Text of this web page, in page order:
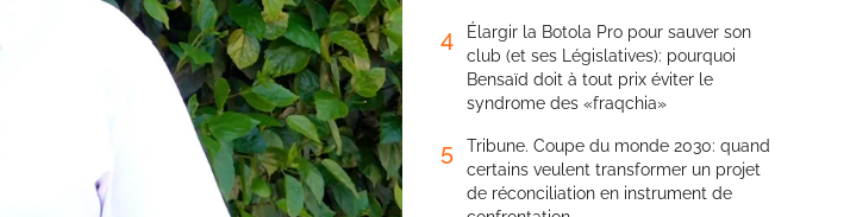
4
Élargir la Botola Pro pour sauver son
club (et ses Législatives): pourquoi
Bensaïd doit à tout prix éviter le
syndrome des «fraqchia»
5
Tribune. Coupe du monde 2030: quand
certains veulent transformer un projet
de réconciliation en instrument de